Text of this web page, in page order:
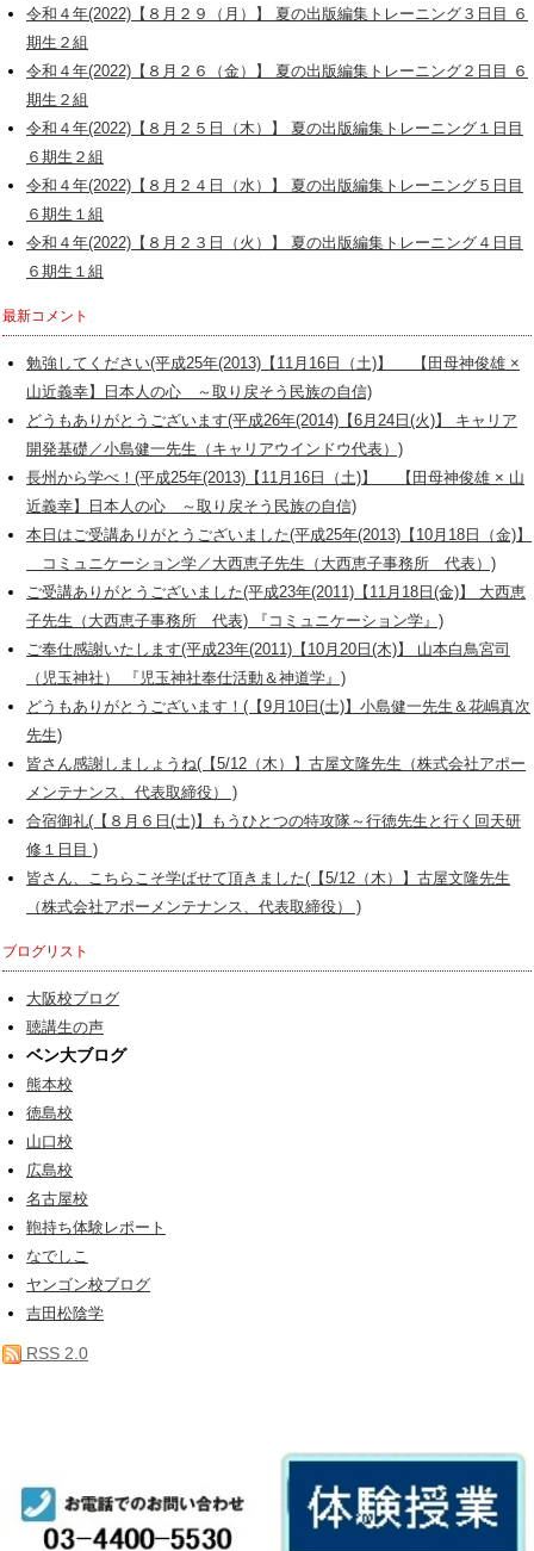
令和４年(2022)【８月２９（月）】 夏の出版編集トレーニング３日目 ６
期生２組
令和４年(2022)【８月２６（金）】 夏の出版編集トレーニング２日目 ６
期生２組
令和４年(2022)【８月２５日（木）】 夏の出版編集トレーニング１日目
６期生２組
令和４年(2022)【８月２４日（水）】 夏の出版編集トレーニング５日目
６期生１組
令和４年(2022)【８月２３日（火）】 夏の出版編集トレーニング４日目
６期生１組
最新コメント
勉強してください(平成25年(2013)【11月16日（土)】 【田母神俊雄 ×
山近義幸】日本人の心 ～取り戻そう民族の自信)
どうもありがとうございます(平成26年(2014)【6月24日(火)】 キャリア
開発基礎／小島健一先生（キャリアウインドウ代表）)
長州から学べ！(平成25年(2013)【11月16日（土)】 【田母神俊雄 × 山
近義幸】日本人の心 ～取り戻そう民族の自信)
本日はご受講ありがとうございました(平成25年(2013)【10月18日（金)】
コミュニケーション学／大西恵子先生（大西恵子事務所 代表）)
ご受講ありがとうございました(平成23年(2011)【11月18日(金)】 大西恵
子先生（大西恵子事務所 代表) 『コミュニケーション学』)
ご奉仕感謝いたします(平成23年(2011)【10月20日(木)】 山本白鳥宮司
（児玉神社） 『児玉神社奉仕活動＆神道学』)
どうもありがとうございます！(【9月10日(土)】小島健一先生＆花嶋真次
先生)
皆さん感謝しましょうね(【5/12（木）】古屋文隆先生（株式会社アポー
メンテナンス、代表取締役） )
合宿御礼(【８月６日(土)】もうひとつの特攻隊～行徳先生と行く回天研
修１日目 )
皆さん、こちらこそ学ばせて頂きました(【5/12（木）】古屋文隆先生
（株式会社アポーメンテナンス、代表取締役） )
ブログリスト
大阪校ブログ
聴講生の声
ベン大ブログ
熊本校
徳島校
山口校
広島校
名古屋校
鞄持ち体験レポート
なでしこ
ヤンゴン校ブログ
吉田松陰学
RSS 2.0